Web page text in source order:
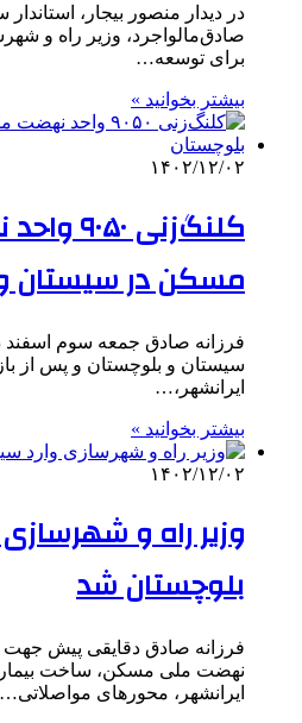
در دیدار منصور بیجار،
صادق‌مالواجرد، وزیر راه و
برای توسعه…
بیشتر بخوانید »
۱۴۰۲/۱۲/۰۲
کلنگ‌زنی
مسکن در سیستان
فرزانه صادق جمعه سوم اسفند
سیستان و بلوچستان و پس از
ایرانشهر،…
بیشتر بخوانید »
۱۴۰۲/۱۲/۰۲
وزیر راه و
بلوچستان شد
فرزانه صادق دقایقی پیش جهت
ایرانشهر، محورهای مواصلاتی…